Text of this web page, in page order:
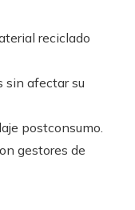
reciclado
sin afectar su
postconsumo.
gestores de